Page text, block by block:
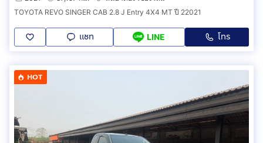
TOYOTA REVO SINGER CAB 2.8 J Entry 4X4 MT ปี 22021
แชท LINE โทร
HOT